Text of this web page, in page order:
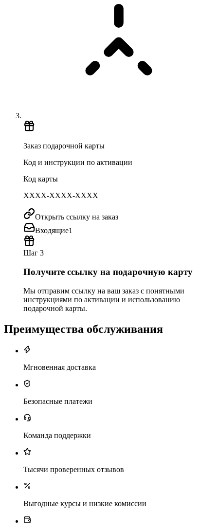
Заказ подарочной карты
Код и инструкции по активации
Код карты
XXXX-XXXX-XXXX
Открыть ссылку на заказ
Входящие1
Шаг 3
Получите ссылку на подарочную карту
Мы отправим ссылку на ваш заказ с понятными
инструкциями по активации и использованию
подарочной карты.
Преимущества обслуживания
Мгновенная доставка
Безопасные платежи
Команда поддержки
Тысячи проверенных отзывов
Выгодные курсы и низкие комиссии